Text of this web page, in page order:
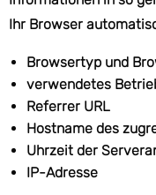
Ihr Browser
Browsertyp und
verwendetes
Referrer URL
Hostname des
Uhrzeit der
IP-Adresse